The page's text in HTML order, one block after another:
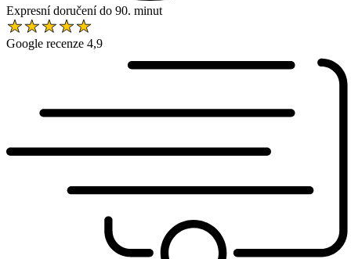
Expresní doručení do 90. minut
Google recenze 4,9